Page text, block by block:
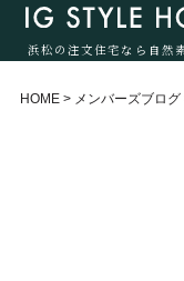
浜松の注文住宅なら自然
HOME > メンバーズブログ